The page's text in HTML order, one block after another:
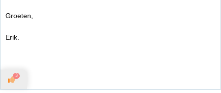
Groeten,
Erik.
3